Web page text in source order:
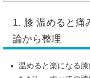
1. 膝 温めると痛
論から整理
温めると楽になる膝